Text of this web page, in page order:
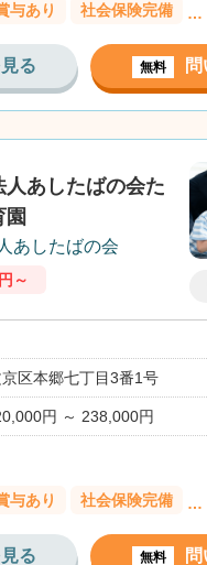
与あり 社会保険完備 …
る 無料
人あしたばの会た
園
あしたばの会
～
区本郷七丁目3番1号
円 ～ 238,000円
与あり 社会保険完備 …
る 無料